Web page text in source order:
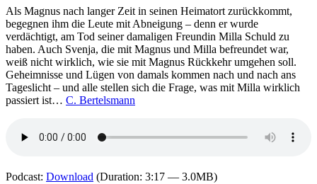
Frau
und
die
Nacht
Als Magnus nach langer Zeit in seinen Heimatort zurückkommt,
begegnen ihm die Leute mit Abneigung – denn er wurde
verdächtigt, am Tod seiner damaligen Freundin Milla Schuld zu
haben. Auch Svenja, die mit Magnus und Milla befreundet war,
weiß nicht wirklich, wie sie mit Magnus Rückkehr umgehen soll.
Geheimnisse und Lügen von damals kommen nach und nach ans
Tageslicht – und alle stellen sich die Frage, was mit Milla wirklich
passiert ist… C. Bertelsmann
Podcast: Download (Duration: 3:17 — 3.0MB)